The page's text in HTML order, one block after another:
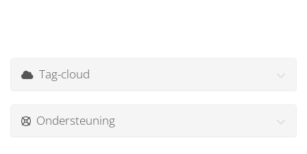
Tag-cloud
Ondersteuning